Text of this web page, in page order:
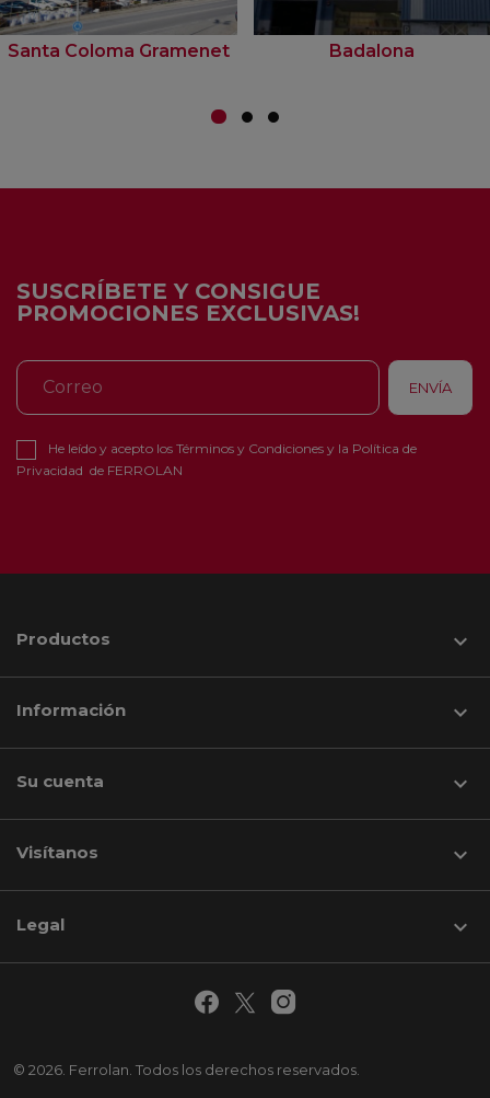
Santa Coloma Gramenet Badalona
SUSCRÍBETE Y CONSIGUE
PROMOCIONES EXCLUSIVAS!
He leído y acepto los Términos y Condiciones y la Política de
Privacidad de FERROLAN
Productos 
Información 
Su cuenta 
Visítanos keyboard_arrow_down
© 2026. Ferrolan. Todos los derechos reservados.
Legal 